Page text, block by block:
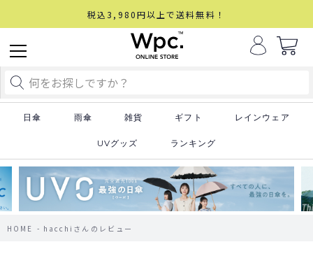
税込3,980円以上で送料無料！
日傘 雨傘 雑貨 ギフト レインウェア
UVグッズ ランキング
HOME hacchiさんのレビュー